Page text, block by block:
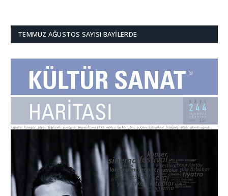
TEMMUZ AĞUSTOS SAYISI BAYILERDE